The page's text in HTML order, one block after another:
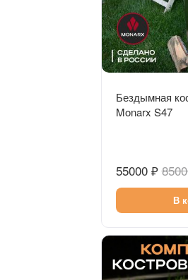
Бездымная
Monarx S47
55000 ₽
В